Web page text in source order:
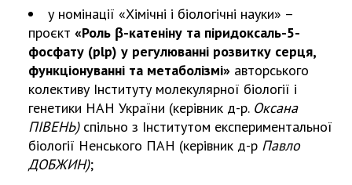
Засідання Президії НАН України
Сесії Загальних зборів НАН України
Річні звіти НАН України
Річні фінансові звіти НАН України
Наукові публікації та видавнича діяльність
Охорона прав інтелектуальної власності та
трансфер технологій в наукових установах
у номінації «Хімічні і біологічні науки» –
проєкт «Роль β-катеніну та піридоксаль-5-
фосфату (plp) у регулюванні розвитку серця,
функціонуванні та метаболізмі» авторського
колективу Інституту молекулярної біології і
генетики НАН України (керівник д-р. Оксана
ПІВЕНЬ)спільно з Інститутом експериментальної
біології Ненcького ПАН (керівник д-р Павло
ДОБЖИН);